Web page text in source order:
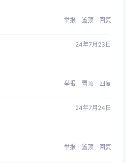
举报 置顶 回复
24年7月23日
举报 置顶 回复
24年7月24日
举报 置顶 回复